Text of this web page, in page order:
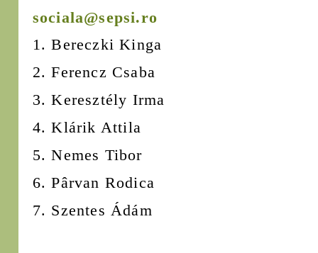
sociala@sepsi.ro
1. Bereczki Kinga
2. Ferencz Csaba
3. Keresztély Irma
4. Klárik Attila
5. Nemes Tibor
6. Pârvan Rodica
7. Szentes Ádám